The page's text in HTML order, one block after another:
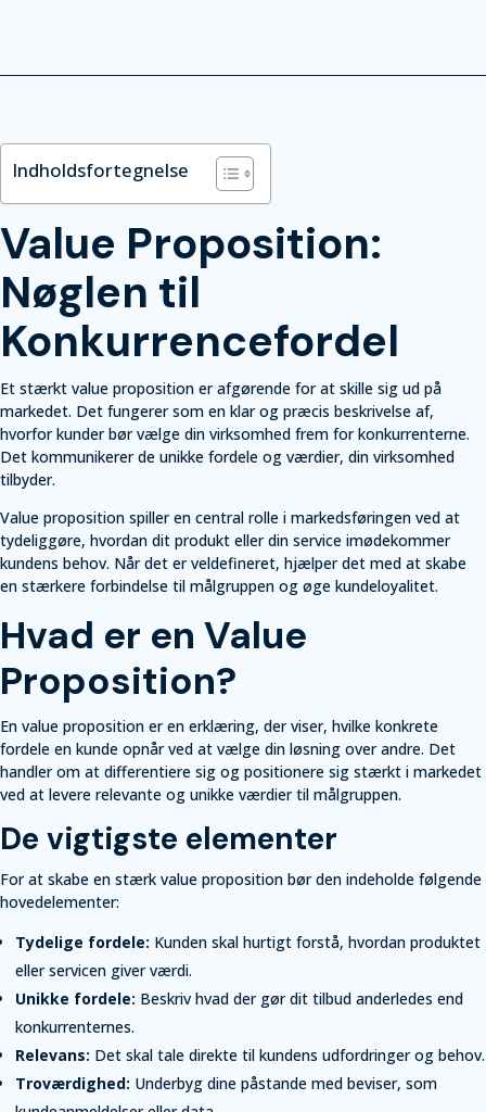
Indholdsfortegnelse
Value Proposition:
Nøglen til
Konkurrencefordel
Et stærkt value proposition er afgørende for at skille sig ud på
markedet. Det fungerer som en klar og præcis beskrivelse af,
hvorfor kunder bør vælge din virksomhed frem for konkurrenterne.
Det kommunikerer de unikke fordele og værdier, din virksomhed
tilbyder.
Value proposition spiller en central rolle i markedsføringen ved at
tydeliggøre, hvordan dit produkt eller din service imødekommer
kundens behov. Når det er veldefineret, hjælper det med at skabe
en stærkere forbindelse til målgruppen og øge kundeloyalitet.
Hvad er en Value
Proposition?
En value proposition er en erklæring, der viser, hvilke konkrete
fordele en kunde opnår ved at vælge din løsning over andre. Det
handler om at differentiere sig og positionere sig stærkt i markedet
ved at levere relevante og unikke værdier til målgruppen.
De vigtigste elementer
For at skabe en stærk value proposition bør den indeholde følgende
hovedelementer:
Tydelige fordele: Kunden skal hurtigt forstå, hvordan produktet
eller servicen giver værdi.
Unikke fordele: Beskriv hvad der gør dit tilbud anderledes end
konkurrenternes.
Relevans: Det skal tale direkte til kundens udfordringer og behov.
Troværdighed: Underbyg dine påstande med beviser, som